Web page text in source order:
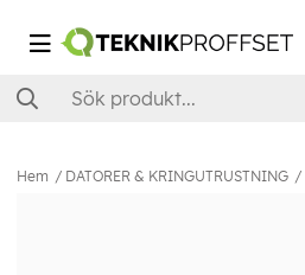
Hem DATORER & KRINGUTRUSTNING